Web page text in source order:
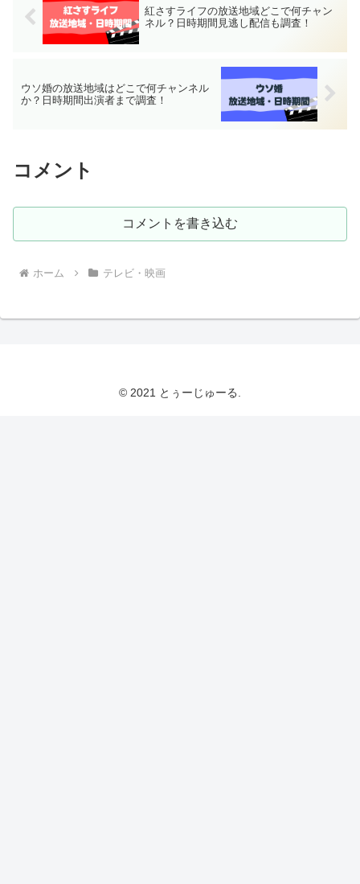
紅さすライフの放送地域どこで何チャン
ネル？日時期間見逃し配信も調査！
ウソ婚の放送地域はどこで何チャンネル
か？日時期間出演者まで調査！
コメント
コメントを書き込む
ホーム テレビ・映画
© 2021 とぅーじゅーる.